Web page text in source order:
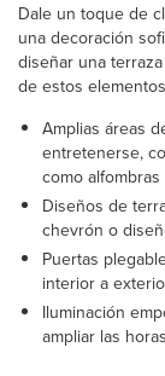
Dale un toque de
una decoración
diseñar una
de estos
Amplias áreas
entretenerse,
como
Diseños de
chevrón o
Puertas
interior a
Iluminación
ampliar las